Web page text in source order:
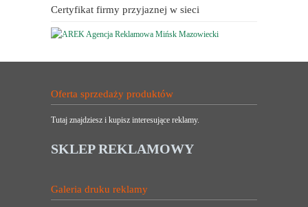
Certyfikat firmy przyjaznej w sieci
Oferta sprzedaży produktów
Tutaj znajdziesz i kupisz interesujące reklamy.
SKLEP REKLAMOWY
Galeria druku reklamy